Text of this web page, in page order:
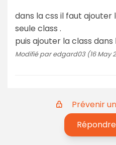
dans la css il faut ajouter
seule class .
puis ajouter la class
Modifié par edgard03 (16 May
Prévenir